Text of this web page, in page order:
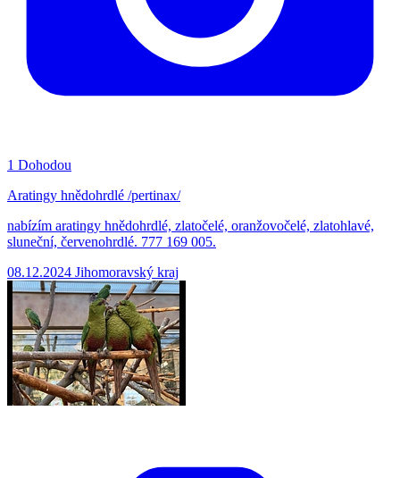
1 Dohodou
Aratingy hnědohrdlé /pertinax/
nabízím aratingy hnědohrdlé, zlatočelé, oranžovočelé, zlatohlavé,
sluneční, červenohrdlé. 777 169 005.
08.12.2024 Jihomoravský kraj